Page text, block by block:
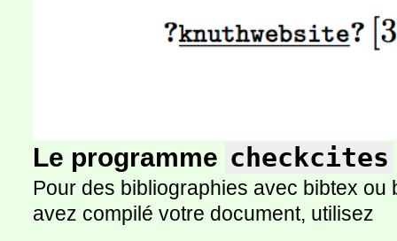
Le programme checkcites
Pour des bibliographies avec bibtex ou
avez compilé votre document, utilisez